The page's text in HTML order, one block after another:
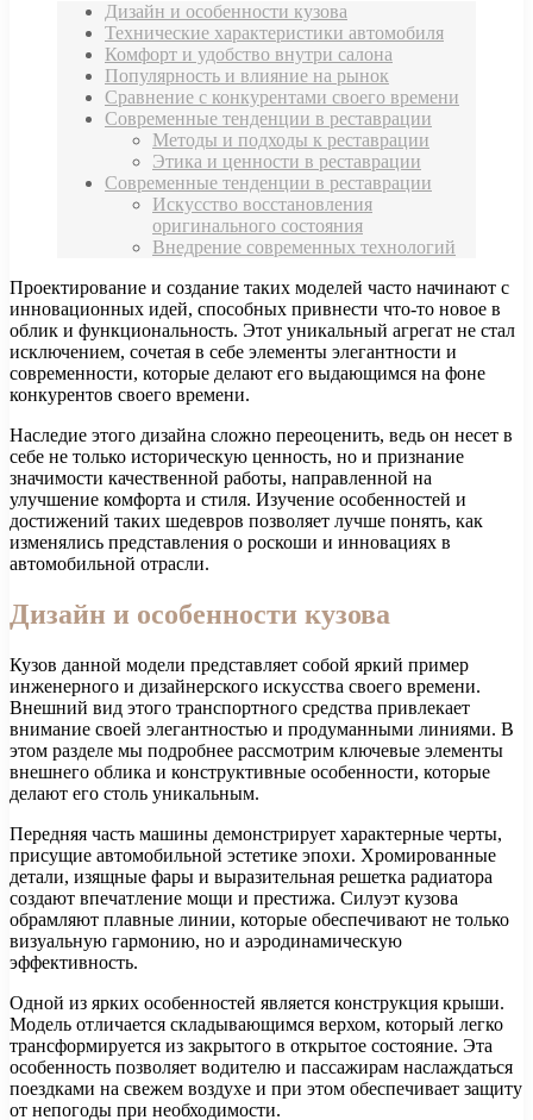
Дизайн и особенности кузова
Технические характеристики автомобиля
Комфорт и удобство внутри салона
Популярность и влияние на рынок
Сравнение с конкурентами своего времени
Современные тенденции в реставрации
Методы и подходы к реставрации
Этика и ценности в реставрации
Современные тенденции в реставрации
Искусство восстановления
оригинального состояния
Внедрение современных технологий
Проектирование и создание таких моделей часто начинают с
инновационных идей, способных привнести что-то новое в
облик и функциональность. Этот уникальный агрегат не стал
исключением, сочетая в себе элементы элегантности и
современности, которые делают его выдающимся на фоне
конкурентов своего времени.
Наследие этого дизайна сложно переоценить, ведь он несет в
себе не только историческую ценность, но и признание
значимости качественной работы, направленной на
улучшение комфорта и стиля. Изучение особенностей и
достижений таких шедевров позволяет лучше понять, как
изменялись представления о роскоши и инновациях в
автомобильной отрасли.
Дизайн и особенности кузова
Кузов данной модели представляет собой яркий пример
инженерного и дизайнерского искусства своего времени.
Внешний вид этого транспортного средства привлекает
внимание своей элегантностью и продуманными линиями. В
этом разделе мы подробнее рассмотрим ключевые элементы
внешнего облика и конструктивные особенности, которые
делают его столь уникальным.
Передняя часть машины демонстрирует характерные черты,
присущие автомобильной эстетике эпохи. Хромированные
детали, изящные фары и выразительная решетка радиатора
создают впечатление мощи и престижа. Силуэт кузова
обрамляют плавные линии, которые обеспечивают не только
визуальную гармонию, но и аэродинамическую
эффективность.
Одной из ярких особенностей является конструкция крыши.
Модель отличается складывающимся верхом, который легко
трансформируется из закрытого в открытое состояние. Эта
особенность позволяет водителю и пассажирам наслаждаться
поездками на свежем воздухе и при этом обеспечивает защиту
от непогоды при необходимости.